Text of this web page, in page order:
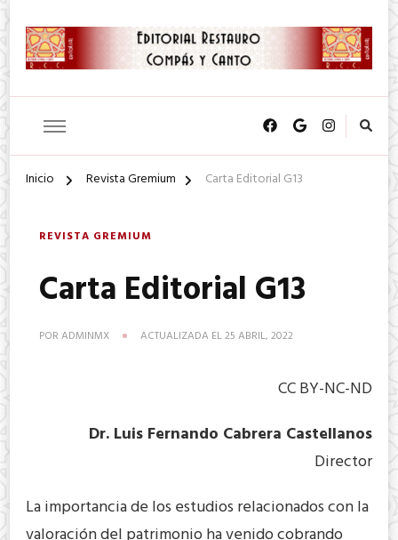
Inicio Revista Gremium Carta Editorial G13
REVISTA GREMIUM
Carta Editorial G13
POR ADMINMX ACTUALIZADA EL25 ABRIL, 2022
CC BY-NC-ND
Dr. Luis Fernando Cabrera Castellanos
Director
La importancia de los estudios relacionados con la